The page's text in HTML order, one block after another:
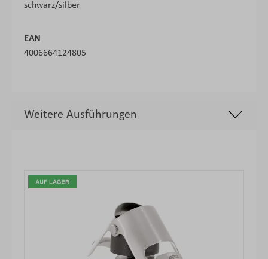
schwarz/silber
EAN
4006664124805
Weitere Ausführungen